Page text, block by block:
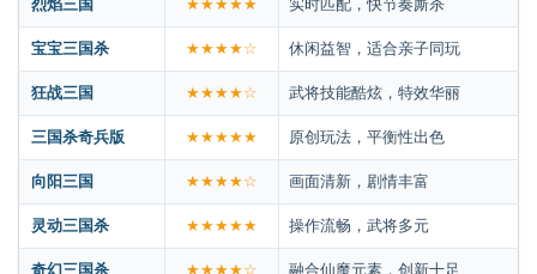
烈焰三国 ★★★★★ 实时匹配，快节奏厮杀
宝宝三国杀 ★★★★☆ 休闲益智，适合亲子同玩
狂战三国 ★★★★☆ 武将技能酷炫，特效华丽
三国杀奇兵版 ★★★★★ 原创玩法，平衡性出色
向阳三国 ★★★★☆ 画面清新，剧情丰富
灵动三国杀 ★★★★★ 操作流畅，武将多元
奇幻三国杀 ★★★★☆ 融合仙魔元素，创新十足